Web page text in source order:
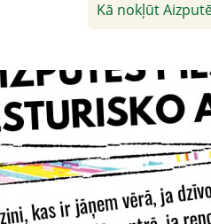
Kā nokļūt